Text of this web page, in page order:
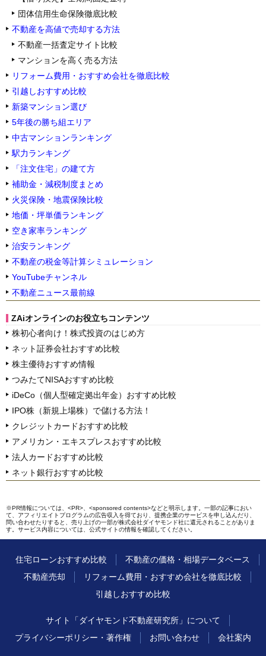
団体信用生命保険徹底比較
不動産を高値で売却する方法
不動産一括査定サイト比較
マンションを高く売る方法
リフォーム費用・おすすめ会社を徹底比較
引越しおすすめ比較
新築マンション選び
5年後の勝ち組エリア
中古マンションランキング
駅力ランキング
「注文住宅」の建て方
補助金・減税制度まとめ
火災保険・地震保険比較
地価・坪単価ランキング
空き家率ランキング
治安ランキング
不動産の税金等計算シミュレーション
YouTubeチャンネル
不動産ニュース最前線
ZAiオンラインのお役立ちコンテンツ
株初心者向け！株式投資のはじめ方
ネット証券会社おすすめ比較
株主優待おすすめ情報
つみたてNISAおすすめ比較
iDeCo（個人型確定拠出年金）おすすめ比較
IPO株（新規上場株）で儲ける方法！
クレジットカードおすすめ比較
アメリカン・エキスプレスおすすめ比較
法人カードおすすめ比較
ネット銀行おすすめ比較
※PR情報については、<PR>、<sponsored contents>などと明示します。一部の記事におい
て、アフィリエイトプログラムの広告収入を得ており、提携企業のサービスを申し込んだり、
問い合わせたりすると、売り上げの一部が株式会社ダイヤモンド社に還元されることがありま
す。サービス内容については、公式サイトの情報を確認してください。
住宅ローンおすすめ比較
不動産の価格・相場データベース
不動産売却
リフォーム費用・おすすめ会社を徹底比較
引越しおすすめ比較
サイト「ダイヤモンド不動産研究所」について
プライバシーポリシー・著作権
お問い合わせ 会社案内